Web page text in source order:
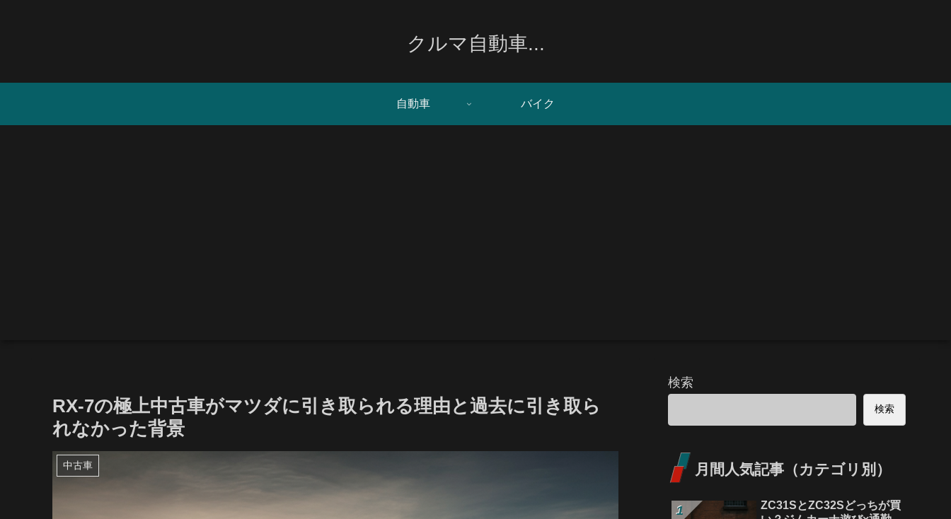
クルマ自動車...
自動車 バイク
RX-7の極上中古車がマツダに引き取られる理由と過去に引き取ら
れなかった背景
中古車
検索
検索
月間人気記事（カテゴリ別）
ZC31SとZC32Sどっちが買